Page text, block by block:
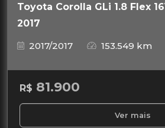
Toyota Corolla GLi 1.8 Flex
2017
2017/2017
153.549 km
R$ 81.900
Ver mais